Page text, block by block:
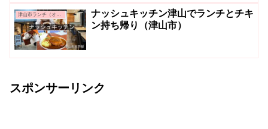
津山市ランチ（オシャレ系・カフェ系）
ナッシュキッチン津山でランチとチキ
ン持ち帰り（津山市）
スポンサーリンク